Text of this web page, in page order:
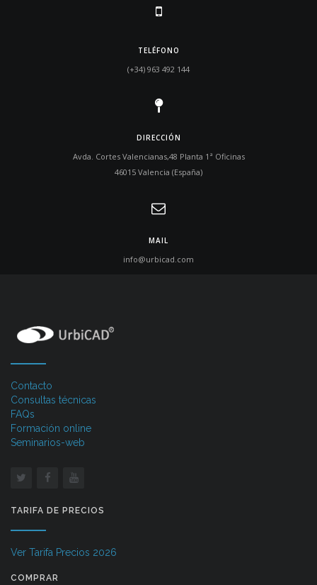
TELÉFONO
(+34) 963 492 144
DIRECCIÓN
Avda. Cortes Valencianas,48 Planta 1ª Oficinas
46015 Valencia (España)
MAIL
info@urbicad.com
Contacto
Consultas técnicas
FAQs
Formación online
Seminarios-web
TARIFA DE PRECIOS
Ver Tarifa Precios 2026
COMPRAR